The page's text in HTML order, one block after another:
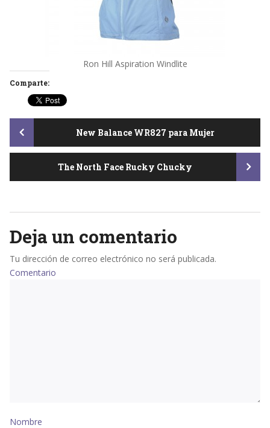
Ron Hill Aspiration Windlite
Comparte:
Post
navigation
New Balance WR827 para Mujer
The North Face Rucky Chucky
Deja un comentario
Tu dirección de correo electrónico no será publicada.
Comentario
Nombre